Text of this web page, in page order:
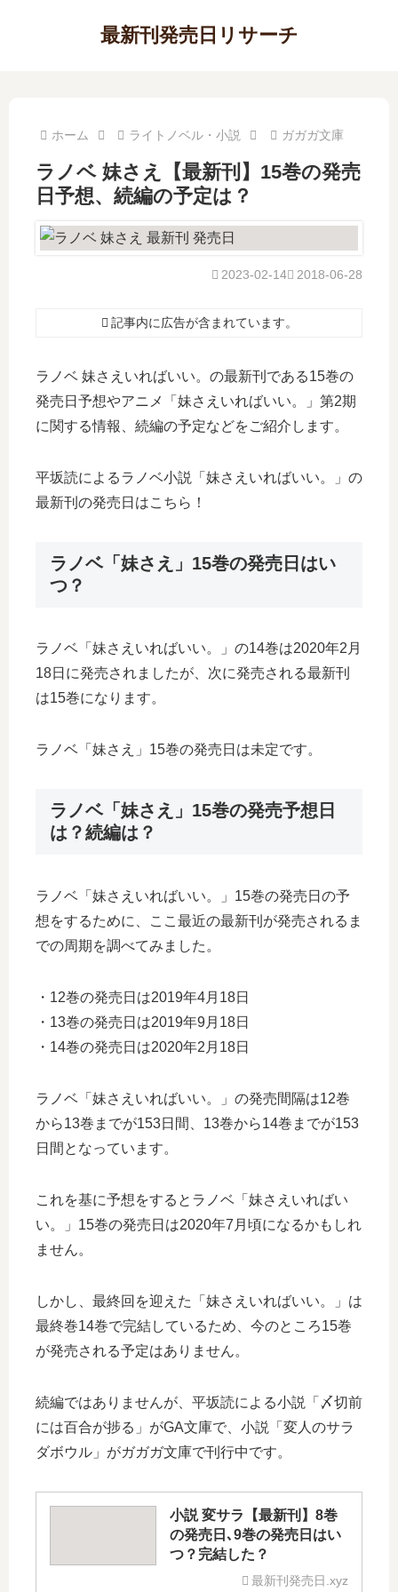
最新刊発売日リサーチ
ホーム ライトノベル・小説 ガガガ文庫
ラノベ 妹さえ【最新刊】15巻の発売
日予想、続編の予定は？
2018-06-28
2023-02-14
記事内に広告が含まれています。
ラノベ 妹さえいればいい。の最新刊である15巻の
発売日予想やアニメ「妹さえいればいい。」第2期
に関する情報、続編の予定などをご紹介します。
平坂読によるラノベ小説「妹さえいればいい。」の
最新刊の発売日はこちら！
ラノベ「妹さえ」15巻の発売日はい
つ？
ラノベ「妹さえいればいい。」の14巻は2020年2月
18日に発売されましたが、次に発売される最新刊
は15巻になります。
ラノベ「妹さえ」15巻の発売日は未定です。
ラノベ「妹さえ」15巻の発売予想日
は？続編は？
ラノベ「妹さえいればいい。」15巻の発売日の予
想をするために、ここ最近の最新刊が発売されるま
での周期を調べてみました。
・12巻の発売日は2019年4月18日
・13巻の発売日は2019年9月18日
・14巻の発売日は2020年2月18日
ラノベ「妹さえいればいい。」の発売間隔は12巻
から13巻までが153日間、13巻から14巻までが153
日間となっています。
これを基に予想をするとラノベ「妹さえいればい
い。」15巻の発売日は2020年7月頃になるかもしれ
ません。
しかし、最終回を迎えた「妹さえいればいい。」は
最終巻14巻で完結しているため、今のところ15巻
が発売される予定はありません。
続編ではありませんが、平坂読による小説「〆切前
には百合が捗る」がGA文庫で、小説「変人のサラ
ダボウル」がガガガ文庫で刊行中です。
小説 変サラ【最新刊】8巻
の発売日､9巻の発売日はい
つ？完結した？
最新刊発売日.xyz